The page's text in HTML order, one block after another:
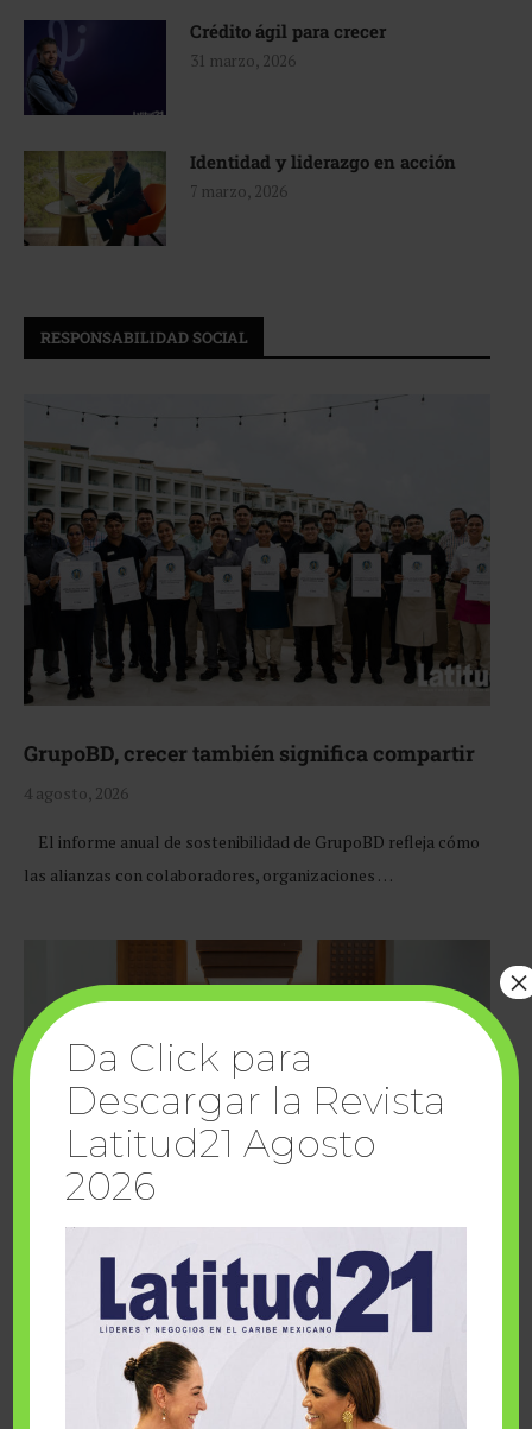
Crédito ágil para crecer
31 marzo, 2026
Identidad y liderazgo en acción
7 marzo, 2026
RESPONSABILIDAD SOCIAL
GrupoBD, crecer también significa compartir
4 agosto, 2026
El informe anual de sostenibilidad de GrupoBD refleja cómo
las alianzas con colaboradores, organizaciones …
Cuando la solidaridad inspira; cumplen
sueños Fairmont Mayakoba y Make-A-Wish
Da Click para
Descargar la Revista
Latitud21 Agosto
2026
×